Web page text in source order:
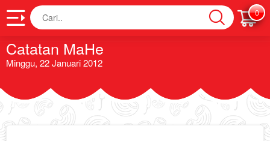
Cari 0
Catatan MaHe
Minggu, 22 Januari 2012